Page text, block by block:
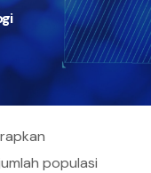
populasi